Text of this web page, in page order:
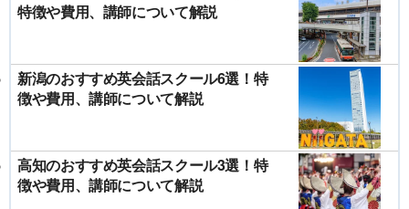
特徴や費用、講師について解説
新潟のおすすめ英会話スクール6選！特
徴や費用、講師について解説
高知のおすすめ英会話スクール3選！特
徴や費用、講師について解説